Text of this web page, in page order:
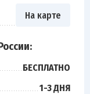
На карте
БЕСПЛАТНО
1-3 ДНЯ